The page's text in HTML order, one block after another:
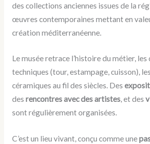
des collections anciennes issues de la
œuvres contemporaines mettant en
création méditerranéenne.
Le musée retrace l’histoire du métier,
techniques (tour, estampage, cuisson),
céramiques au fil des siècles. Des
des rencontres avec des artistes, et des
sont régulièrement organisées.
C’est un lieu vivant, conçu comme une